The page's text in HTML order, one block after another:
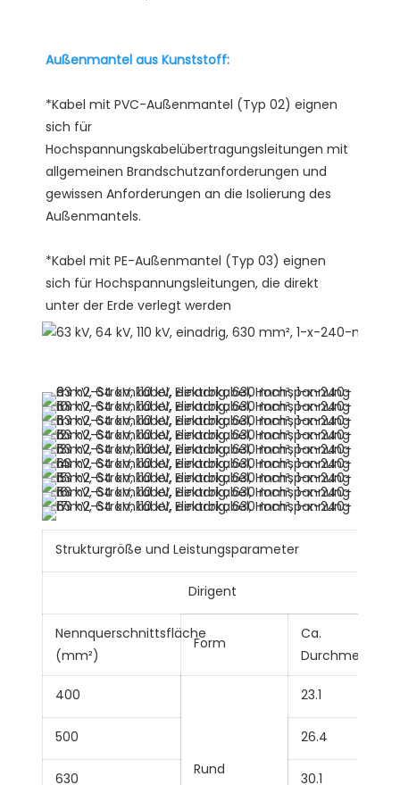
*Kabel mit PVC-Außenmantel (Typ 02) eignen
sich für
Hochspannungskabelübertragungsleitungen mit
allgemeinen Brandschutzanforderungen und
gewissen Anforderungen an die Isolierung des
*Kabel mit PE-Außenmantel (Typ 03) eignen
sich für Hochspannungsleitungen, die direkt
Strukturgröße und Leistungsparameter
Dirigent
Nennquerschnittsfläche
(mm²)
Form
Ca.
400
Rund
23.1
500 26.4
630 30.1